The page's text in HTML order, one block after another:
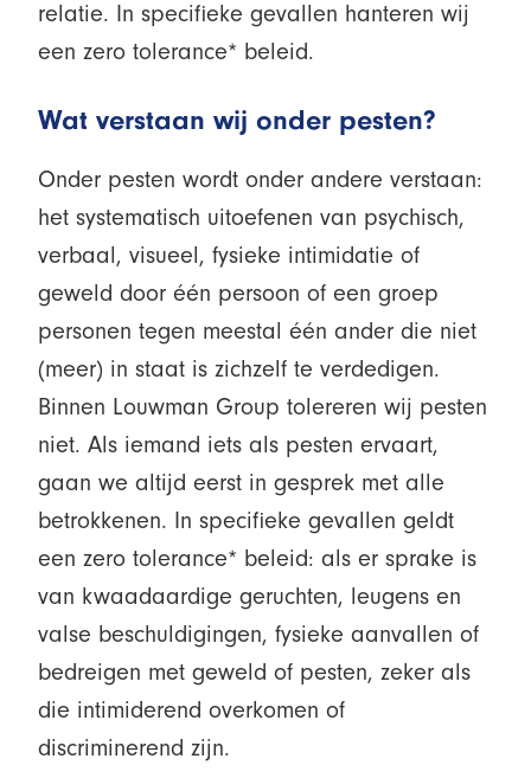
relatie. In specifieke gevallen hanteren wij
een zero tolerance* beleid.
Wat verstaan wij onder pesten?
Onder pesten wordt onder andere verstaan:
het systematisch uitoefenen van psychisch,
verbaal, visueel, fysieke intimidatie of
geweld door één persoon of een groep
personen tegen meestal één ander die niet
(meer) in staat is zichzelf te verdedigen.
Binnen Louwman Group tolereren wij pesten
niet. Als iemand iets als pesten ervaart,
gaan we altijd eerst in gesprek met alle
betrokkenen. In specifieke gevallen geldt
een zero tolerance* beleid: als er sprake is
van kwaadaardige geruchten, leugens en
valse beschuldigingen, fysieke aanvallen of
bedreigen met geweld of pesten, zeker als
die intimiderend overkomen of
discriminerend zijn.